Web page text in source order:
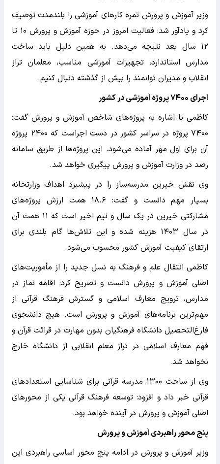
وزیر آموزش و پرورش ثمره کار‌های آموزشی را بلندمدت توصیف
کرد و یادآور شد: فعالیت امروز در حوزه آموزش و پرورش ۱۰ تا
۱۲ سال بعد نتیجه می‌دهد. به همین دلیل باید ساخت
مدارس استاندارد، تجهیزات آموزشی مناسب، معلمان تراز
انقلاب و مدیران توانمند را بیش از گذشته دنبال کنیم.
اجرای ۷۴۰۰ پروژه آموزشی در کشور
کاظمی با اشاره به پروژه‌های شاخص آموزش و پرورش گفت:
۷۴۰۰ پروژه در سراسر کشور در دست اجراست که ۲۴۰۰ پروژه
آن برای اول مهر آماده می‌شود. این پروژه‌ها از طریق سامانه
رصد در وزارت آموزش و پرورش پیگیری خواهد شد.
وی نقش خیرین مدرسه‌ساز را در پیشبرد اهداف وزارتخانه
بسیار مهم دانست و گفت: ۱۸.۶ همت ارزش پروژه‌های
مشارکتی خیرین در یک سال و نیم اخیر است که ۱۱ همت آن
در سال ۱۴۰۳ هزینه شده و این تلاش‌ها گام بلندی برای
ارتقای کیفیت آموزش کشور محسوب می‌شود.
کاظمی انتقال علم و فرهنگ به نسل جدید را از مأموریت‌های
اصلی آموزش و پرورش دانست و تصریح کرد: اقامه نماز در
مدارس، ترویج معارف اسلامی و گسترش فرهنگ قرآنی از
مهم‌ترین برنامه‌های آموزش و پرورش است. هیچ دانشجوی
فارغ‌التحصیل دانشگاه فرهنگیان بدون مهارت در قرائت قرآن و
فهم معارف اسلامی در تراز معلم انقلابی از دانشگاه خارج
نخواهد شد.
وی از ساخت ۱۳۰۰ مدرسه قرآنی برای شناسایی استعداد‌های
قرآنی خبر داد و افزود: توسعه فرهنگ قرآنی یکی از محور‌های
اصلی آموزش و پرورش در آینده خواهد بود.
پنج محور راهبردی آموزش و پرورش
وزیر آموزش و پرورش در ادامه پنج محور اساسی راهبردی این